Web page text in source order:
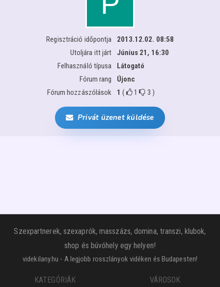
Regisztráció időpontja
2013.12.02. 08:58
Utoljára itt járt
Június 21, 16:30
Felhasználó típusa
Látogató
Fórum rang
Újonc
Fórum hozzászólások
1 ( 1 3 )
Privát üzenet küldése
Szexpartnerek, szexaprók, masszázs, domina, transzi, klubok,
shop és búvóhely egy helyen!
videkilany.hu - A legjobb rosszlányok vidéken és Budapesten!
KATEGÓRIÁK VÁROSOK